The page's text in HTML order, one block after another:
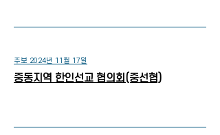
주보 2024년 11월 17일
중동지역 한인선교 협의회(중선협)